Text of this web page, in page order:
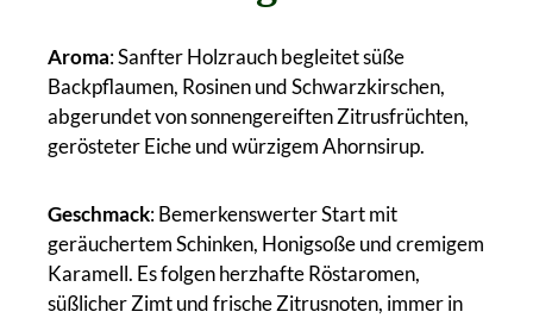
Aroma: Sanfter Holzrauch begleitet süße
Backpflaumen, Rosinen und Schwarzkirschen,
abgerundet von sonnengereiften Zitrusfrüchten,
gerösteter Eiche und würzigem Ahornsirup.
Geschmack: Bemerkenswerter Start mit
geräuchertem Schinken, Honigsoße und cremigem
Karamell. Es folgen herzhafte Röstaromen,
süßlicher Zimt und frische Zitrusnoten, immer in